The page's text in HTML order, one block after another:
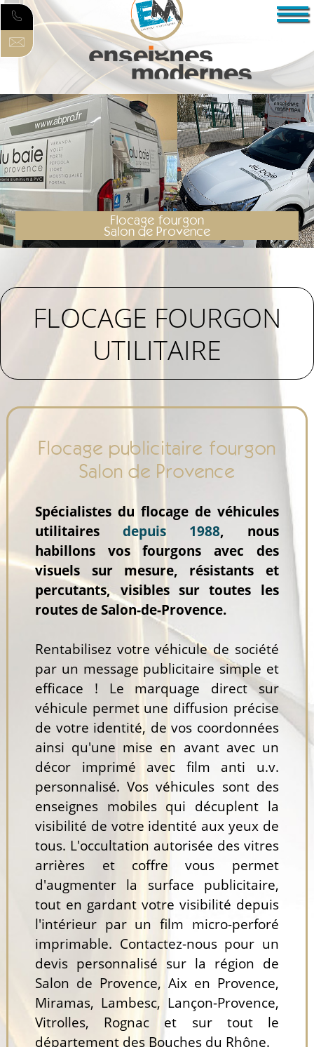
Flocage fourgon
Salon de Provence
FLOCAGE FOURGON
UTILITAIRE
Flocage publicitaire fourgon
Salon de Provence
Spécialistes du flocage de véhicules
utilitairesdepuis 1988, nous
habillons vos fourgons avec des
visuels sur mesure, résistants et
percutants, visibles sur toutes les
routes de Salon-de-Provence.
Rentabilisez votre véhicule de société
par un message publicitaire simple et
efficace ! Le marquage direct sur
véhicule permet une diffusion précise
de votre identité, de vos coordonnées
ainsi qu'une mise en avant avec un
décor imprimé avec film anti u.v.
personnalisé. Vos véhicules sont des
enseignes mobiles qui décuplent la
visibilité de votre identité aux yeux de
tous. L'occultation autorisée des vitres
arrières et coffre vous permet
d'augmenter la surface publicitaire,
tout en gardant votre visibilité depuis
l'intérieur par un film micro-perforé
imprimable. Contactez-nous pour un
devis personnalisé sur la région de
Salon de Provence, Aix en Provence,
Miramas, Lambesc, Lançon-Provence,
Vitrolles, Rognac et sur tout le
département des Bouches du Rhône.